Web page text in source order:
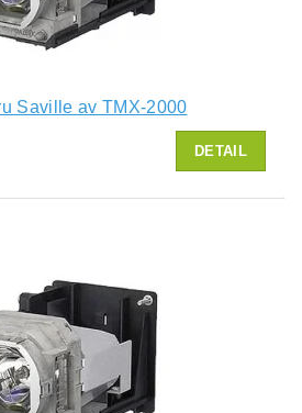
Saville av TMX-2000
DETAIL